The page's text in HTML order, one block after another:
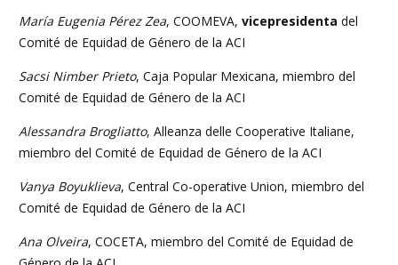
María Eugenia Pérez Zea, COOMEVA, vicepresidenta del
Comité de Equidad de Género de la ACI
Sacsi Nimber Prieto, Caja Popular Mexicana, miembro del
Comité de Equidad de Género de la ACI
Alessandra Brogliatto, Alleanza delle Cooperative Italiane,
miembro del Comité de Equidad de Género de la ACI
Vanya Boyuklieva, Central Co-operative Union, miembro del
Comité de Equidad de Género de la ACI
Ana Olveira, COCETA, miembro del Comité de Equidad de